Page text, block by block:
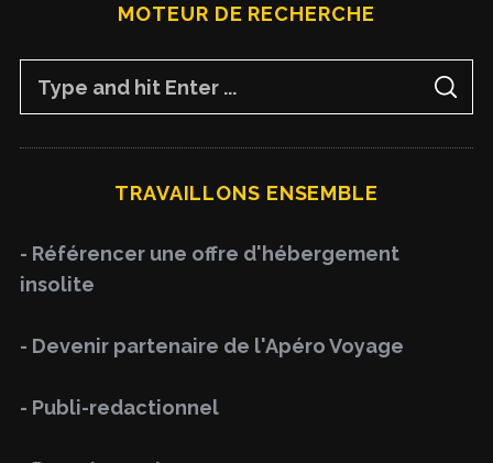
MOTEUR DE RECHERCHE
f
o
:
S
A
C
TRAVAILLONS ENSEMBLE
- Référencer une offre d'hébergement
insolite
- Devenir partenaire de l'Apéro Voyage
- Publi-redactionnel